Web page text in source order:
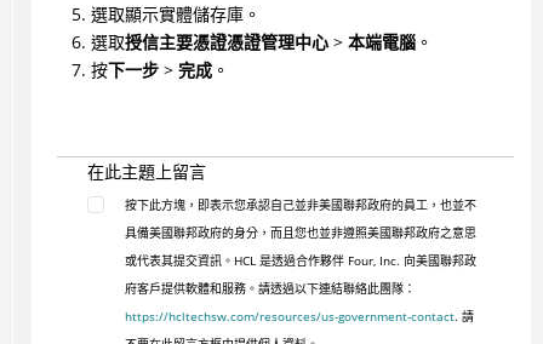
選取顯示實體儲存庫。
選取授信主要憑證憑證管理中心> 本端電腦。
按下一步> 完成。
在此主題上留言
按下此方塊，即表示您承認自己並非美國聯邦政府的員工，也並不
具備美國聯邦政府的身分，而且您也並非遵照美國聯邦政府之意思
或代表其提交資訊。HCL 是透過合作夥伴 Four, Inc. 向美國聯邦政
府客戶提供軟體和服務。請透過以下連結聯絡此團隊：
https://hcltechsw.com/resources/us-government-contact. 請